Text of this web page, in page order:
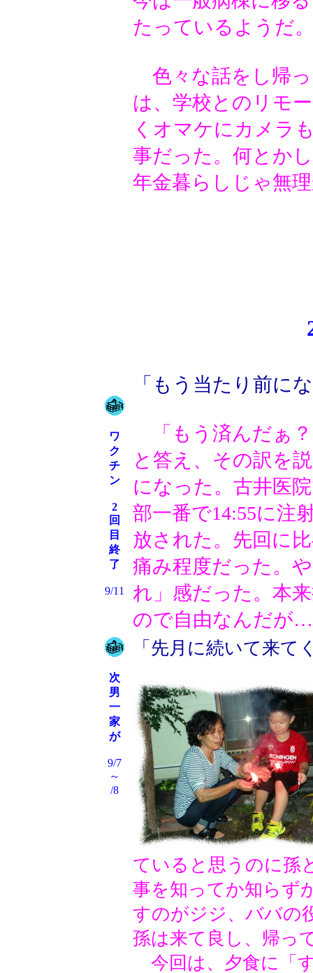
たっているようだ
色々な話をし帰
は、学校とのリモ
くオマケにカメラ
事だった。何とか
年金暮らしじゃ無
ワ
ク
チ
ン
2
回
目
終
了
9/11
「もう当たり前に
「もう済んだぁ
と答え、その訳を
になった。古井医
部一番で14:55に注
放された。先回に
痛み程度だった。
れ」感だった。本
ので自由なんだが
次
男
一
家
が
9/7
～
/8
「先月に続いて来て
ていると思うのに孫
事を知ってか知らず
すのがジジ、ババの
孫は来て良し、帰っ
今回は、夕食に
「